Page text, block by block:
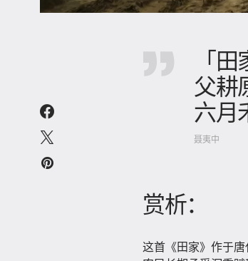
「田
父耕
六月
聂夷中
赏析：
这首《田家》作于